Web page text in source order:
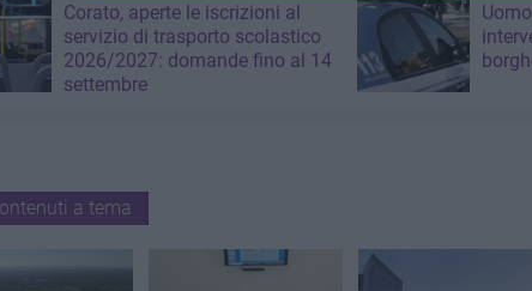
Corato, aperte le iscrizioni al
servizio di trasporto scolastico
2026/2027: domande fino al 14
settembre
a tema